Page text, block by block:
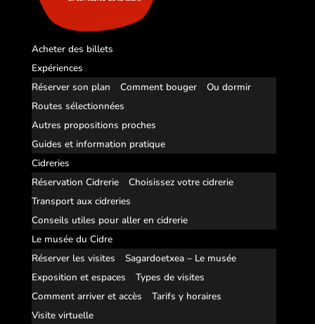
Acheter des billets
Expériences
Réserver son plan
Comment bouger
Ou dormir
Routes sélectionnées
Autres propositions proches
Guides et information pratique
Cidreries
Réservation Cidrerie
Choisissez votre cidrerie
Transport aux cidreries
Conseils utiles pour aller en cidrerie
Le musée du Cidre
Réserver les visites
Sagardoetxea – Le musée
Exposition et espaces
Types de visites
Comment arriver et accès
Tarifs y horaires
Visite virtuelle